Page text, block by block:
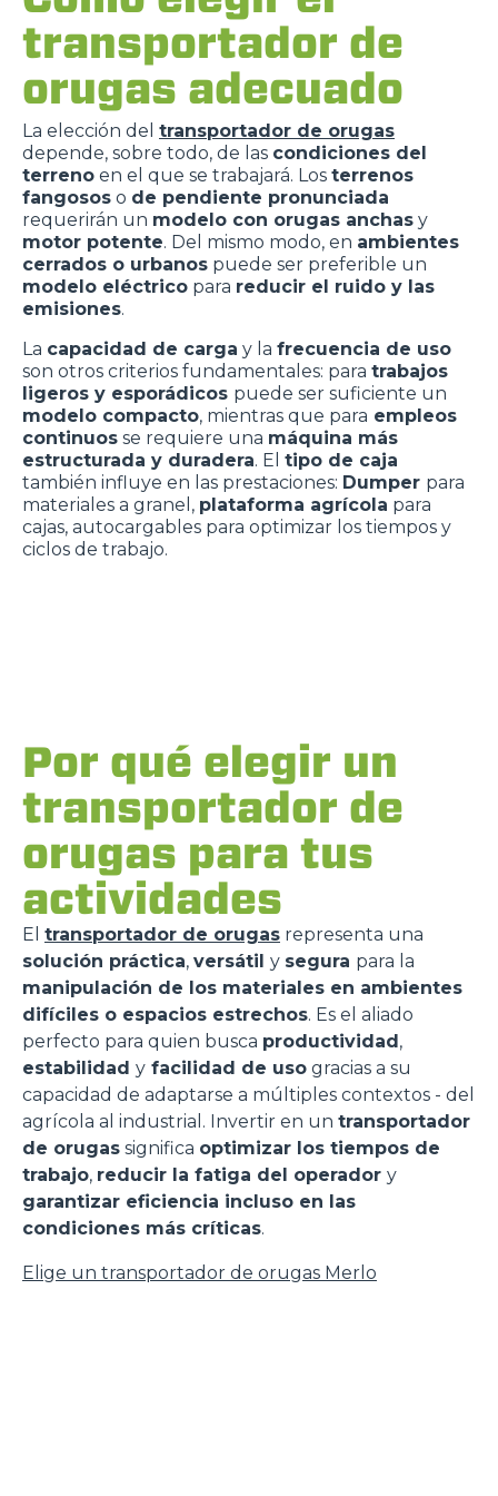
transportador de
orugas adecuado
La elección del transportador de orugas
depende, sobre todo, de las condiciones del
terreno en el que se trabajará. Los terrenos
fangosos o de pendiente pronunciada
requerirán un modelo con orugas anchas y
motor potente. Del mismo modo, en ambientes
cerrados o urbanos puede ser preferible un
modelo eléctrico para reducir el ruido y las
emisiones.
La capacidad de carga y la frecuencia de uso
son otros criterios fundamentales: para trabajos
ligeros y esporádicos puede ser suficiente un
modelo compacto, mientras que para empleos
continuos se requiere una máquina más
estructurada y duradera. El tipo de caja
también influye en las prestaciones: Dumper para
materiales a granel, plataforma agrícola para
cajas, autocargables para optimizar los tiempos y
ciclos de trabajo.
Por qué elegir un
transportador de
orugas para tus
actividades
El transportador de orugas representa una
solución práctica, versátil y segura para la
manipulación de los materiales en ambientes
difíciles o espacios estrechos. Es el aliado
perfecto para quien busca productividad,
estabilidad y facilidad de uso gracias a su
capacidad de adaptarse a múltiples contextos - del
agrícola al industrial. Invertir en un transportador
de orugas significa optimizar los tiempos de
trabajo, reducir la fatiga del operador y
garantizar eficiencia incluso en las
condiciones más críticas.
Elige un transportador de orugas Merlo